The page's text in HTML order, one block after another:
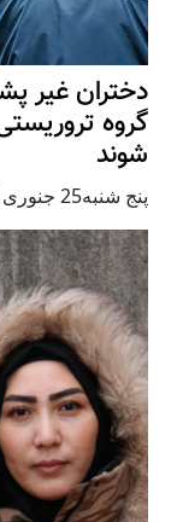
دختران غیر
گروه
شوند
پنج شنبه25 جنوری 2024